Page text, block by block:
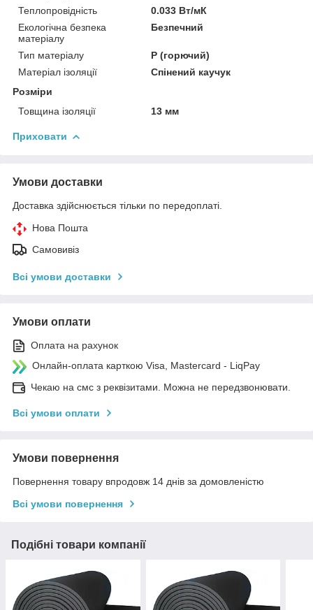
Теплопровідність
0.033 Вт/мК
Екологічна безпека
матеріалу
Безпечний
Тип матеріалу
Р (горючий)
Матеріал ізоляції
Спінений каучук
Розміри
Товщина ізоляції
13 мм
Приховати
Умови доставки
Доставка здійснюється тільки по передоплаті.
Нова Пошта
Самовивіз
Всі умови доставки
Умови оплати
Оплата на рахунок
Онлайн-оплата карткою Visa, Mastercard - LiqPay
Чекаю на смс з реквізитами. Можна не передзвонювати.
Всі умови оплати
Умови повернення
Повернення товару впродовж 14 днів за домовленістю
Всі умови повернення
Подібні товари компанії